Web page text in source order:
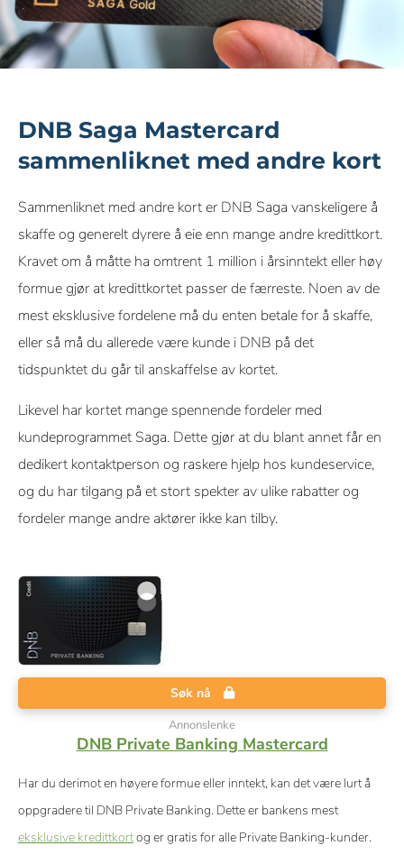
DNB Saga Mastercard
sammenliknet med andre kort
Sammenliknet med andre kort er DNB Saga vanskeligere å
skaffe og generelt dyrere å eie enn mange andre kredittkort.
Kravet om å måtte ha omtrent 1 million i årsinntekt eller høy
formue gjør at kredittkortet passer de færreste. Noen av de
mest eksklusive fordelene må du enten betale for å skaffe,
eller så må du allerede være kunde i DNB på det
tidspunktet du går til anskaffelse av kortet.
Likevel har kortet mange spennende fordeler med
kundeprogrammet Saga. Dette gjør at du blant annet får en
dedikert kontaktperson og raskere hjelp hos kundeservice,
og du har tilgang på et stort spekter av ulike rabatter og
fordeler mange andre aktører ikke kan tilby.
Søk nå
Annonslenke
DNB Private Banking Mastercard
Har du derimot en høyere formue eller inntekt, kan det være lurt å
oppgradere til DNB Private Banking. Dette er bankens mest
eksklusive kredittkortog er gratis for alle Private Banking-kunder.